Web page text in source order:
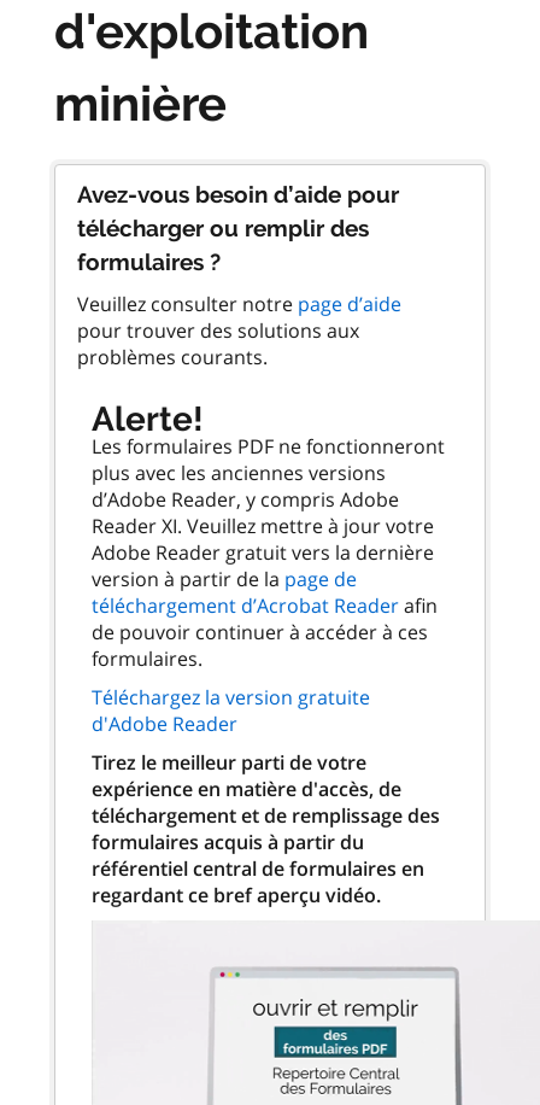
d'exploitation
minière
Avez-vous besoin d’aide pour
télécharger ou remplir des
formulaires ?
Veuillez consulter notre page d’aide
pour trouver des solutions aux
problèmes courants.
Alerte!
Les formulaires PDF ne fonctionneront
plus avec les anciennes versions
d’Adobe Reader, y compris Adobe
Reader XI. Veuillez mettre à jour votre
Adobe Reader gratuit vers la dernière
version à partir de la page de
téléchargement d’Acrobat Readerafin
de pouvoir continuer à accéder à ces
formulaires.
Téléchargez la version gratuite
d'Adobe Reader
Tirez le meilleur parti de votre
expérience en matière d'accès, de
téléchargement et de remplissage des
formulaires acquis à partir du
référentiel central de formulaires en
regardant ce bref aperçu vidéo.